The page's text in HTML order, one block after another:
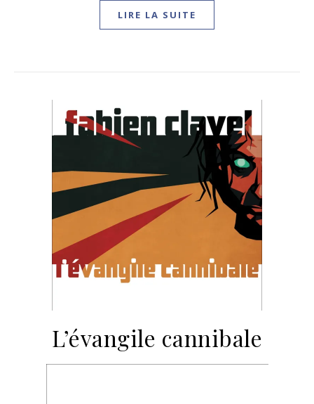
LIRE LA SUITE
L’évangile cannibale